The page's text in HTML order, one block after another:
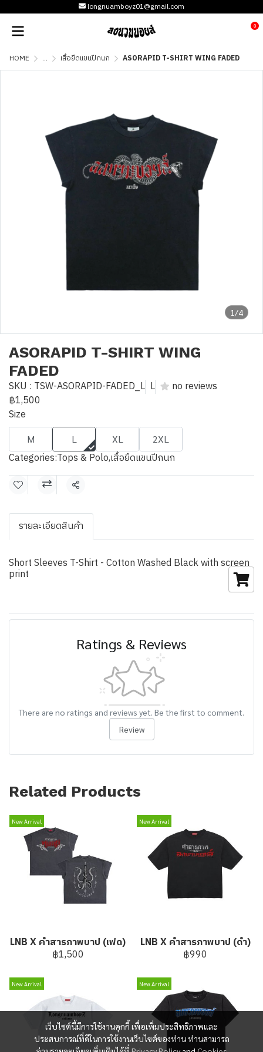
longnuamboyz01@gmail.com
0
HOME ... เสื้อยืดแขนปีกนก ASORAPID T-SHIRT WING FADED
1/4
ASORAPID T-SHIRT WING
FADED
SKU : TSW-ASORAPID-FADED_L L
no reviews
฿1,500
Size
M L XL 2XL
Categories:Tops & Polo,เสื้อยืดแขนปีกนก
Share
รายละเอียดสินค้า
Short Sleeves T-Shirt - Cotton Washed Black with screen
print
Ratings & Reviews
There are no ratings and reviews yet. Be the first to comment.
Review
Related Products
New Arrival
LNB X คำสารภาพบาป (เฟด)
฿1,500
New Arrival
LNB X คำสารภาพบาป (ดำ)
฿990
New Arrival New Arrival
เว็บไซต์นี้มีการใช้งานคุกกี้ เพื่อเพิ่มประสิทธิภาพและ
ประสบการณ์ที่ดีในการใช้งานเว็บไซต์ของท่าน ท่านสามารถ